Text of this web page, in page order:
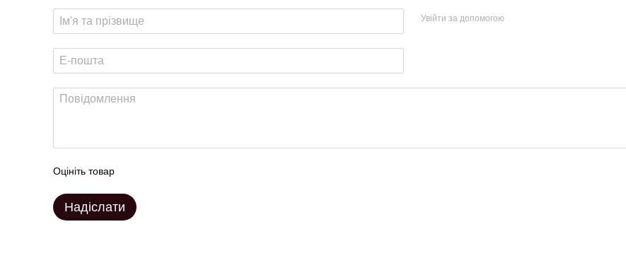
Увійти за допомогою
Оцініть товар
Надіслати